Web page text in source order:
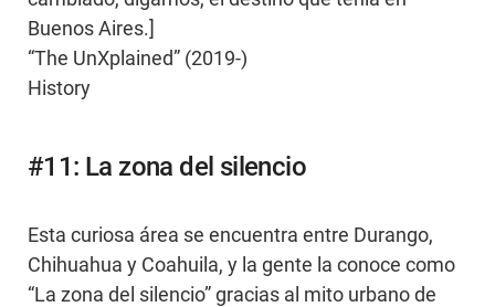
Buenos Aires.]
“The UnXplained” (2019-)
History
#11: La zona del silencio
Esta curiosa área se encuentra entre Durango,
Chihuahua y Coahuila, y la gente la conoce como
“La zona del silencio” gracias al mito urbano de